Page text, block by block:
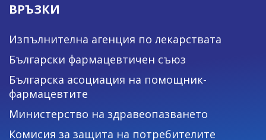
ВРЪЗКИ
Изпълнителна агенция по лекарствата
Български фармацевтичен съюз
Българска асоциация на помощник-
фармацевтите
Министерство на здравеопазването
Комисия за защита на потребителите